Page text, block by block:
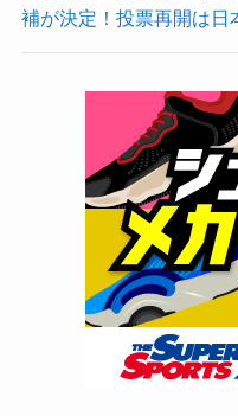
補が決定！投票再開は日